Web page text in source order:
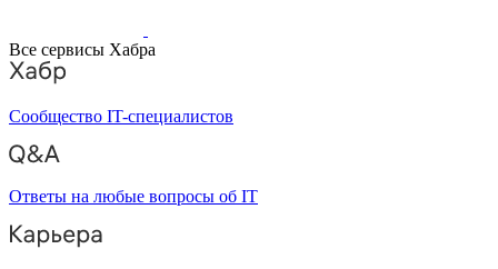
Все сервисы Хабра
Сообщество IT-специалистов
Ответы на любые вопросы об IT